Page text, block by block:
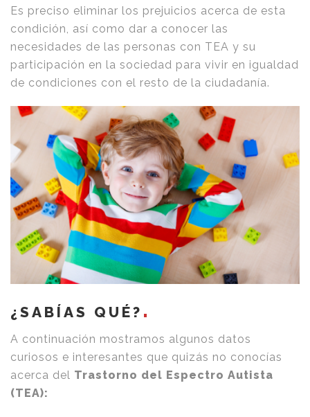
Es preciso eliminar los prejuicios acerca de esta
condición, así como dar a conocer las
necesidades de las personas con TEA y su
participación en la sociedad para vivir en igualdad
de condiciones con el resto de la ciudadanía.
¿SABÍAS QUÉ?
A continuación mostramos algunos datos
curiosos e interesantes que quizás no conocías
acerca del Trastorno del Espectro Autista
(TEA):